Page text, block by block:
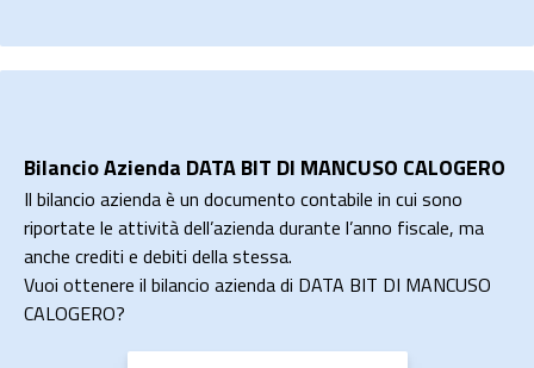
Bilancio Azienda DATA BIT DI MANCUSO CALOGERO
Il bilancio azienda è un documento contabile in cui sono
riportate le attività dell’azienda durante l’anno fiscale, ma
anche crediti e debiti della stessa.
Vuoi ottenere il bilancio azienda di DATA BIT DI MANCUSO
CALOGERO?